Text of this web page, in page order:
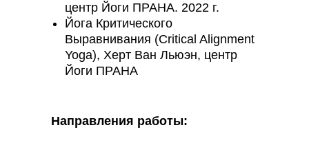
Направления работы:
центр Йоги ПРАНА. 2022 г.
Йога Критического
Выравнивания (Critical Alignment
Yoga), Херт Ван Льюэн, центр
Йоги ПРАНА